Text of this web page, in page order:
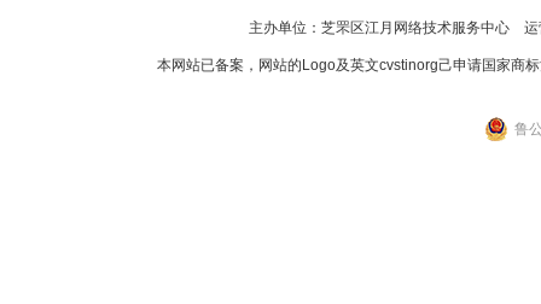
主办单位：芝罘区江月网络技术服务中心
本网站已备案，网站的Logo及英文cvstinorg己申请国家商
鲁